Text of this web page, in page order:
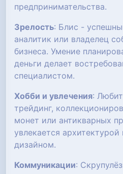
предпринимательства.
Зрелость: Блис -
аналитик или владелец
бизнеса. Умение
деньги делает
специалистом.
Хобби и увлечения:
трейдинг,
монет или антикварных
увлекается
дизайном.
Коммуникации: